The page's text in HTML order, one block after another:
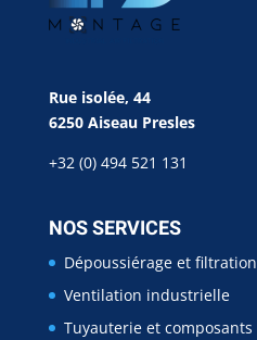
Rue isolée, 44
6250 Aiseau Presles
+32 (0) 494 521 131
NOS SERVICES
Dépoussiérage et filtration
Ventilation industrielle
Tuyauterie et composants